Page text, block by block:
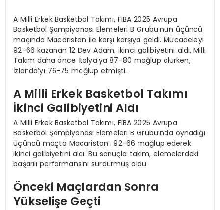
A Milli Erkek Basketbol Takımı, FIBA 2025 Avrupa
Basketbol Şampiyonası Elemeleri B Grubu’nun üçüncü
maçında Macaristan ile karşı karşıya geldi. Mücadeleyi
92-66 kazanan 12 Dev Adam, ikinci galibiyetini aldı. Milli
Takım daha önce İtalya’ya 87-80 mağlup olurken,
İzlanda’yı 76-75 mağlup etmişti.
A Milli Erkek Basketbol Takımı
İkinci Galibiyetini Aldı
A Milli Erkek Basketbol Takımı, FIBA 2025 Avrupa
Basketbol Şampiyonası Elemeleri B Grubu’nda oynadığı
üçüncü maçta Macaristan’ı 92-66 mağlup ederek
ikinci galibiyetini aldı. Bu sonuçla takım, elemelerdeki
başarılı performansını sürdürmüş oldu.
Önceki Maçlardan Sonra
Yükselişe Geçti